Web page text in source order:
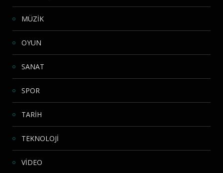
MÜZİK
OYUN
SANAT
SPOR
TARİH
TEKNOLOJİ
VİDEO